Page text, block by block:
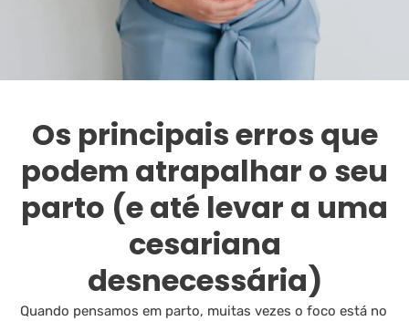
Os principais erros que
podem atrapalhar o seu
parto (e até levar a uma
cesariana
desnecessária)
Quando pensamos em parto, muitas vezes o foco está no